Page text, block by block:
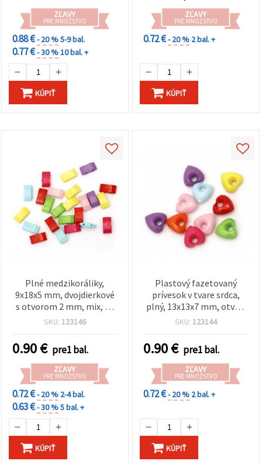
ZĽAVY
PRE MNOŽSTVO
0.88 €- 20 %5-9 bal.
0.77 €- 30 %10 bal. +
KÚPIŤ
ZĽAVY
PRE MNOŽSTVO
0.72 €- 20 % 2 bal. +
KÚPIŤ
Plné medzikoráliky,
9x18x5 mm, dvojdierkové
s otvorom 2 mm, mix, 50
g (~70 ks)
SKU: 123146
0.90€ pre1 bal.
ZĽAVY
PRE MNOŽSTVO
0.72 €- 20 % 2-4 bal.
0.63 €- 30 %5 bal. +
KÚPIŤ
Plastový fazetovaný
prívesok v tvare srdca,
plný, 13x13x7 mm, otvor:
4 mm, mix farieb – 50 g
SKU: 123144
0.90€ pre1 bal.
ZĽAVY
PRE MNOŽSTVO
0.72 €- 20 % 2 bal. +
KÚPIŤ